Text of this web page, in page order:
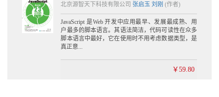
北京源智天下科技有限公司 张启玉 刘刚 (作者)
JavaScript 是Web 开发中应用最早、发展最成熟、用
户最多的脚本语言。其语法简洁，代码可读性在众多
脚本语言中最好，它在使用时不用考虑数据类型，是
真正意...
￥59.80